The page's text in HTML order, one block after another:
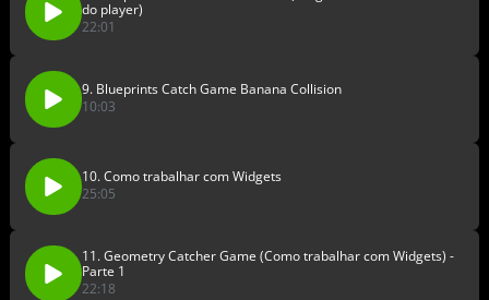
do player)
22:01
9. Blueprints Catch Game Banana Collision
10:03
10. Como trabalhar com Widgets
25:05
11. Geometry Catcher Game (Como trabalhar com Widgets) -
Parte 1
22:18